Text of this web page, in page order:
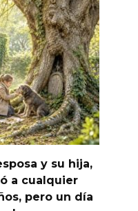
y su hija,
a cualquier
pero un día